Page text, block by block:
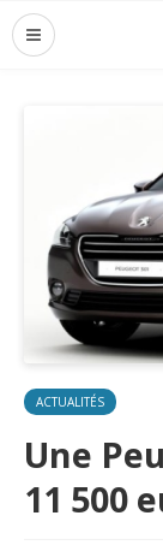
ACTUALITÉS
Une
11 500